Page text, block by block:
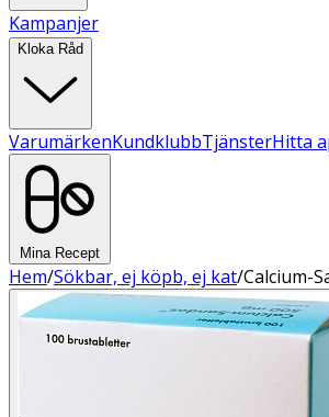
Kampanjer
Kloka Råd
VarumärkenKundklubbTjänsterHitta
Mina Recept
Hem/Sökbar, ej köpb, ej kat/Calcium-